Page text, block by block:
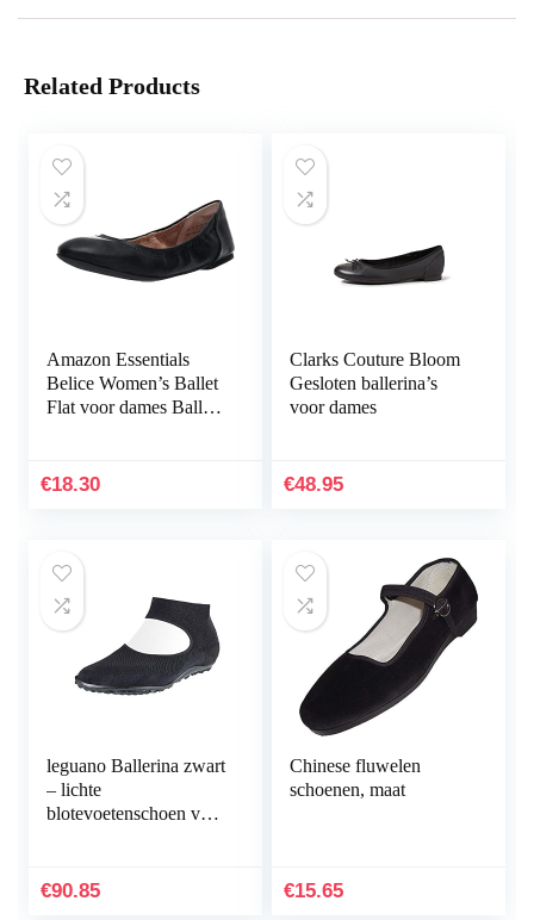
Related Products
Amazon Essentials
Belice Women’s Ballet
Flat voor dames Ballet
€18.30
Clarks Couture Bloom
Gesloten ballerina’s
voor dames
€48.95
leguano Ballerina zwart
– lichte
blotevoetenschoen voor
€90.85
Chinese fluwelen
schoenen, maat
€15.65